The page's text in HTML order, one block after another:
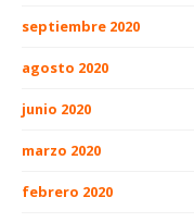
septiembre 2020
agosto 2020
junio 2020
marzo 2020
febrero 2020